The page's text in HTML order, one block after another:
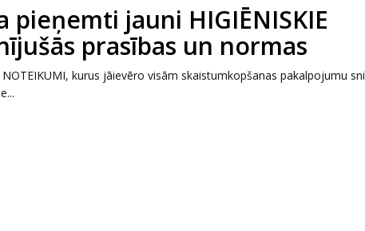
jauni HIGIĒNISKIE
prasības un normas
kurus jāievēro visām skaistumkopšanas pakalpojumu